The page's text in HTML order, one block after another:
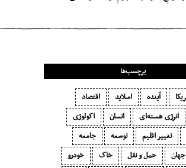
برچسب‌ها
آینده اسلاید
اقتصاد
انرژی هسته‌ای انسان
اکولوژی
تغییر اقلیم توسعه
جامعه
جهان حمل و نقل خاک
خودرو